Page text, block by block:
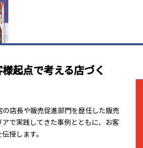
起点で考える店づく
店長や販売促進部門を歴任した販売
で実践してきた事例とともに、お客
授します。